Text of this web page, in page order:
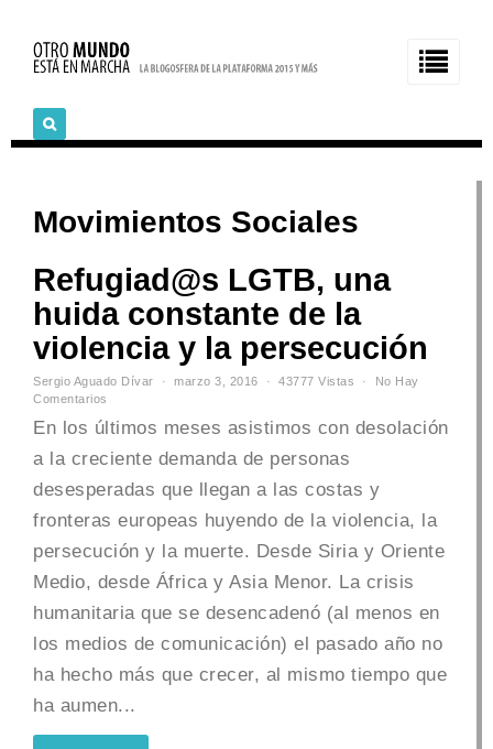
Movimientos Sociales
Refugiad@s LGTB, una
huida constante de la
violencia y la persecución
Sergio Aguado Dívar marzo 3, 2016 43777 Vistas
No Hay
Comentarios
En los últimos meses asistimos con desolación
a la creciente demanda de personas
desesperadas que llegan a las costas y
fronteras europeas huyendo de la violencia, la
persecución y la muerte. Desde Siria y Oriente
Medio, desde África y Asia Menor. La crisis
humanitaria que se desencadenó (al menos en
los medios de comunicación) el pasado año no
ha hecho más que crecer, al mismo tiempo que
ha aumen...